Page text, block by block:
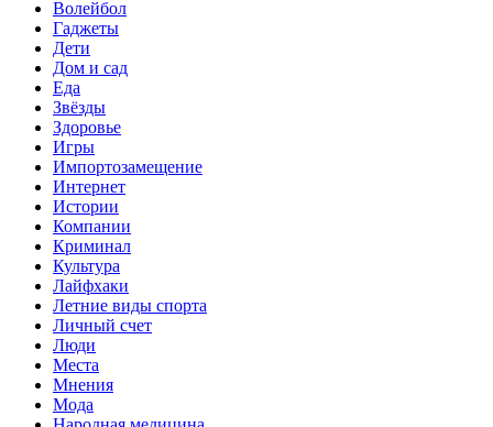
Волейбол
Гаджеты
Дети
Дом и сад
Еда
Звёзды
Здоровье
Игры
Импортозамещение
Интернет
Истории
Компании
Криминал
Культура
Лайфхаки
Летние виды спорта
Личный счет
Люди
Места
Мнения
Мода